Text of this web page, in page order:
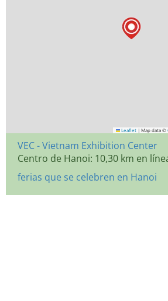
Leaflet | Map data ©
VEC - Vietnam Exhibition Center
Centro de Hanoi: 10,30 km en
ferias que se celebren en Hanoi